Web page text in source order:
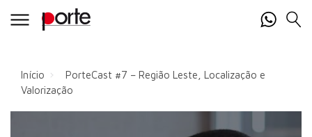
Início
PorteCast #7 – Região Leste, Localização e
Valorização